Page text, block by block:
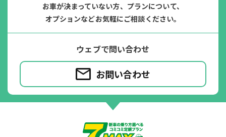
いたずら
※たすカッターをご利用頂く場合、免責金額が１回あたり5,000円
掛かります。
たすカッター３詳細
お車が決まっていない方、プランについて、
オプションなどお気軽にご相談ください。
ウェブで問い合わせ
お問い合わせ